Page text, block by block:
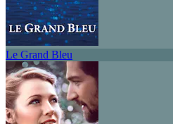
Le Grand Bleu